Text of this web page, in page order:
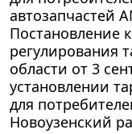
автозапчастей
Постановление
регулирования
области от 3
установлении
для
Новоузенский